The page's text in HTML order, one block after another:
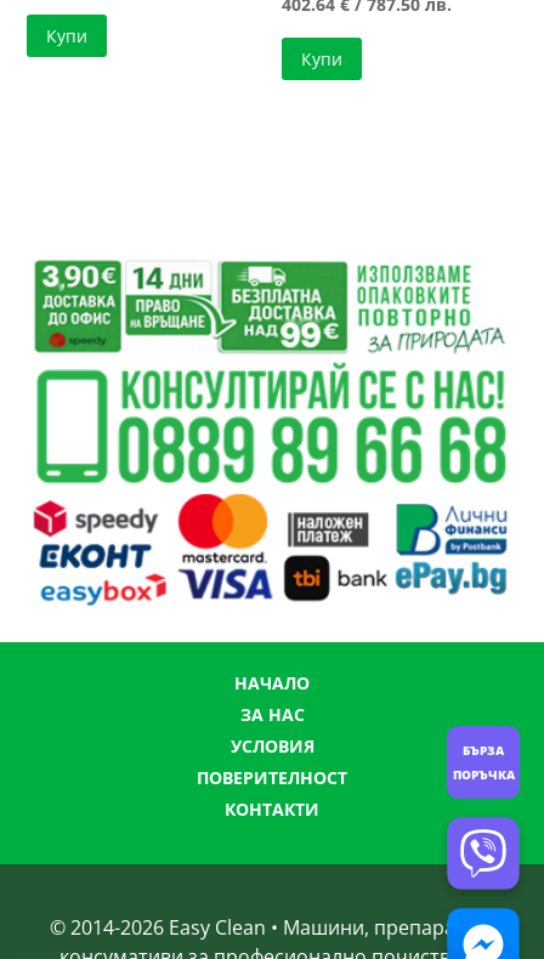
Купи
Купи
НАЧАЛО
ЗА НАС
УСЛОВИЯ
ПОВЕРИТЕЛНОСТ
КОНТАКТИ
© 2014-2026 Easy Clean • Машини, препарати и
БЪРЗА
ПОРЪЧКА